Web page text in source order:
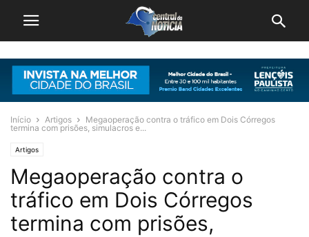
Início Artigos
Megaoperação contra o tráfico em Dois Córregos
termina com prisões, simulacros e...
Artigos
Megaoperação contra o
tráfico em Dois Córregos
termina com prisões,